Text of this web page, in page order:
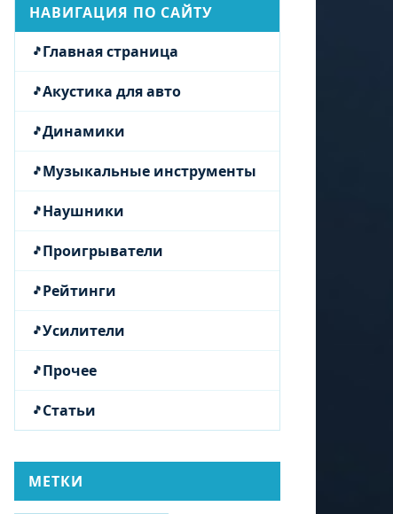
НАВИГАЦИЯ ПО САЙТУ
Главная страница
Акустика для авто
Динамики
Музыкальные инструменты
Наушники
Проигрыватели
Рейтинги
Усилители
Прочее
Статьи
МЕТКИ